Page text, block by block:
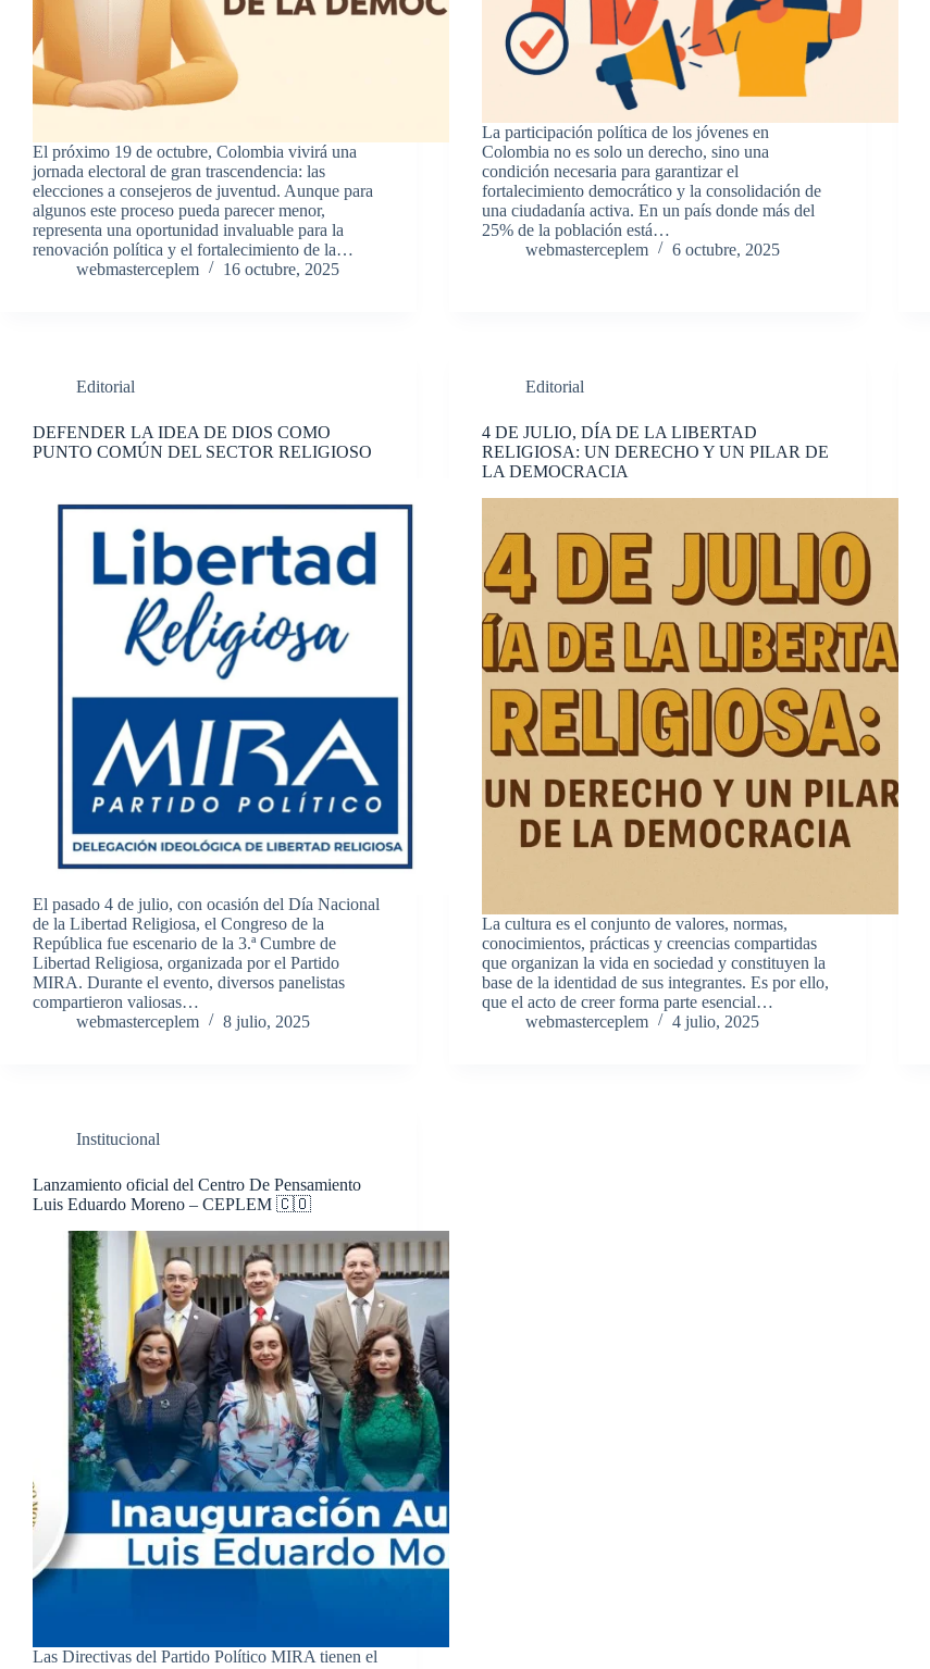
El próximo 19 de octubre, Colombia vivirá una
jornada electoral de gran trascendencia: las
elecciones a consejeros de juventud. Aunque para
algunos este proceso pueda parecer menor,
representa una oportunidad invaluable para la
renovación política y el fortalecimiento de la…
webmasterceplem
16 octubre, 2025
La participación política de los jóvenes en
Colombia no es solo un derecho, sino una
condición necesaria para garantizar el
fortalecimiento democrático y la consolidación de
una ciudadanía activa. En un país donde más del
25% de la población está…
webmasterceplem
6 octubre, 2025
Editorial
DEFENDER LA IDEA DE DIOS COMO
PUNTO COMÚN DEL SECTOR RELIGIOSO
El pasado 4 de julio, con ocasión del Día Nacional
de la Libertad Religiosa, el Congreso de la
República fue escenario de la 3.ª Cumbre de
Libertad Religiosa, organizada por el Partido
MIRA. Durante el evento, diversos panelistas
compartieron valiosas…
webmasterceplem
8 julio, 2025
Editorial
4 DE JULIO, DÍA DE LA LIBERTAD
RELIGIOSA: UN DERECHO Y UN PILAR DE
LA DEMOCRACIA
La cultura es el conjunto de valores, normas,
conocimientos, prácticas y creencias compartidas
que organizan la vida en sociedad y constituyen la
base de la identidad de sus integrantes. Es por ello,
que el acto de creer forma parte esencial…
webmasterceplem
4 julio, 2025
Institucional
Lanzamiento oficial del Centro De Pensamiento
Luis Eduardo Moreno – CEPLEM 🇨🇴
Las Directivas del Partido Político MIRA tienen el